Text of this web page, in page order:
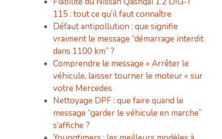
115 : tout ce qu’il faut connaître
Défaut antipollution : que signifie
vraiment le message “démarrage interdit
dans 1100 km” ?
Comprendre le message « Arrêter le
véhicule, laisser tourner le moteur » sur
votre Mercedes
Nettoyage DPF : que faire quand le
message “garder le véhicule en marche”
s’affiche ?